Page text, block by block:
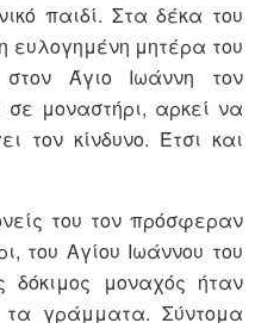
παιδί. Στα δέκα του
ευλογημένη μητέρα του
Άγιο Ιωάννη τον
σε μοναστήρι, αρκεί να
τον κίνδυνο. Έτσι και
του τον πρόσφεραν
του Αγίου Ιωάννου του
δόκιμος μοναχός ήταν
γράμματα. Σύντομα